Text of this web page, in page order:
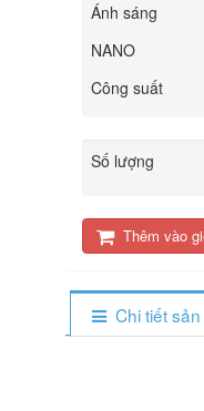
Ánh sáng
NANO
Công suất
Số lượng
Thêm vào
Chi tiết